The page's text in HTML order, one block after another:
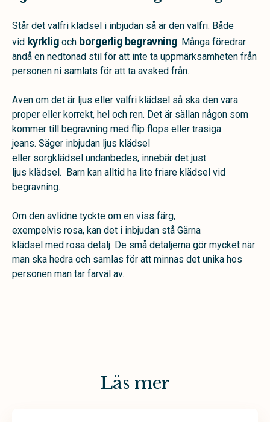
Står det valfri klädsel i inbjudan så är den valfri. Både
vid kyrklig och borgerlig begravning. Många föredrar
ändå en nedtonad stil för att inte ta uppmärksamheten från
personen ni samlats för att ta avsked från.
Även om det är ljus eller valfri klädsel så ska den vara
proper eller korrekt, hel och ren. Det är sällan någon som
kommer till begravning med flip flops eller trasiga
jeans. Säger inbjudan ljus klädsel
eller sorgklädsel undanbedes, innebär det just
ljus klädsel. Barn kan alltid ha lite friare klädsel vid
begravning.
Om den avlidne tyckte om en viss färg,
exempelvis rosa, kan det i inbjudan stå Gärna
klädsel med rosa detalj. De små detaljerna gör mycket när
man ska hedra och samlas för att minnas det unika hos
personen man tar farväl av.
Läs mer